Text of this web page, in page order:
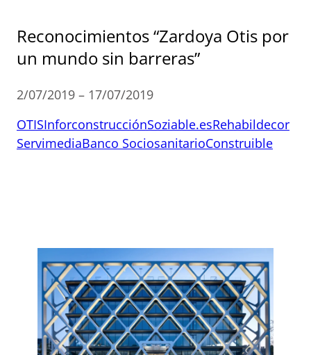
Reconocimientos “Zardoya Otis por
un mundo sin barreras”
2/07/2019 – 17/07/2019
OTISInforconstrucciónSoziable.esRehabildecor
ServimediaBanco SociosanitarioConstruible